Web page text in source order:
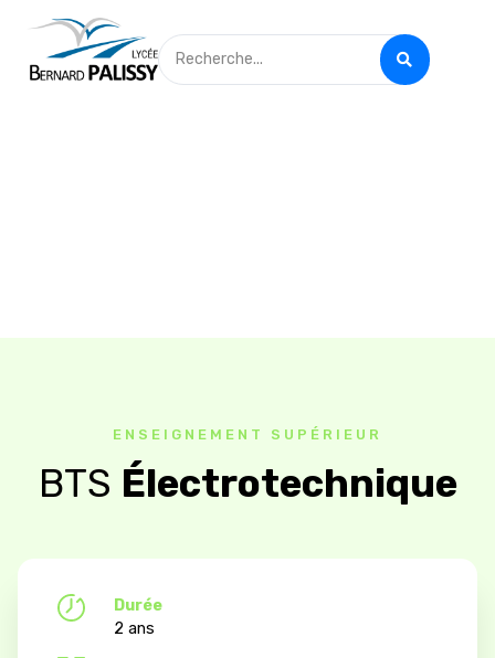
ENSEIGNEMENT SUPÉRIEUR
BTS Électrotechnique
Durée
2 ans